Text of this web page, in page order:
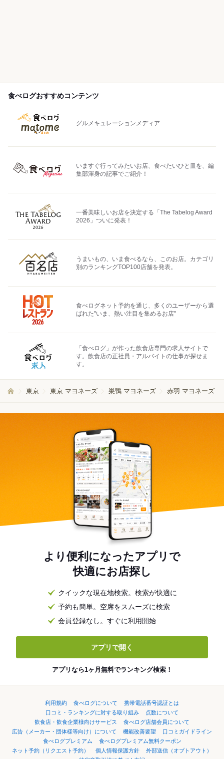
食べログおすすめコンテンツ
グルメキュレーションメディア
いますぐ行ってみたいお店、食べたいひと皿を、編
集部渾身の記事でご紹介！
一番美味しいお店を決定する「The Tabelog Award
2026」ついに発表！
うまいもの、いま食べるなら、このお店。カテゴリ
別のランキングTOP100店舗を発表。
食べログネット予約を通じ、多くのユーザーから選
ばれた"いま、熱い注目を集めるお店"
「食べログ」が作った飲食店専門の求人サイトで
す。飲食店の正社員・アルバイトの仕事が探せま
す。
東京 東京 マヨネーズ 巣鴨 マヨネーズ 赤羽 マヨネーズ
より便利になったアプリで
快適にお店探し
クイックな現在地検索。検索が快適に
予約も簡単。空席をスムーズに検索
会員登録なし。すぐに利用開始
アプリで開く
アプリなら1ヶ月無料でランキング検索！
利用規約 食べログについて
携帯電話番号認証とは
口コミ・ランキングに対する取り組み
点数について
飲食店・飲食企業様向けサービス
食べログ店舗会員について
広告（メーカー・団体様等向け）について
機能改善要望
口コミガイドライン
食べログプレミアム
食べログプレミアム無料クーポン
ネット予約（リクエスト予約）
個人情報保護方針
外部送信（オプトアウト）